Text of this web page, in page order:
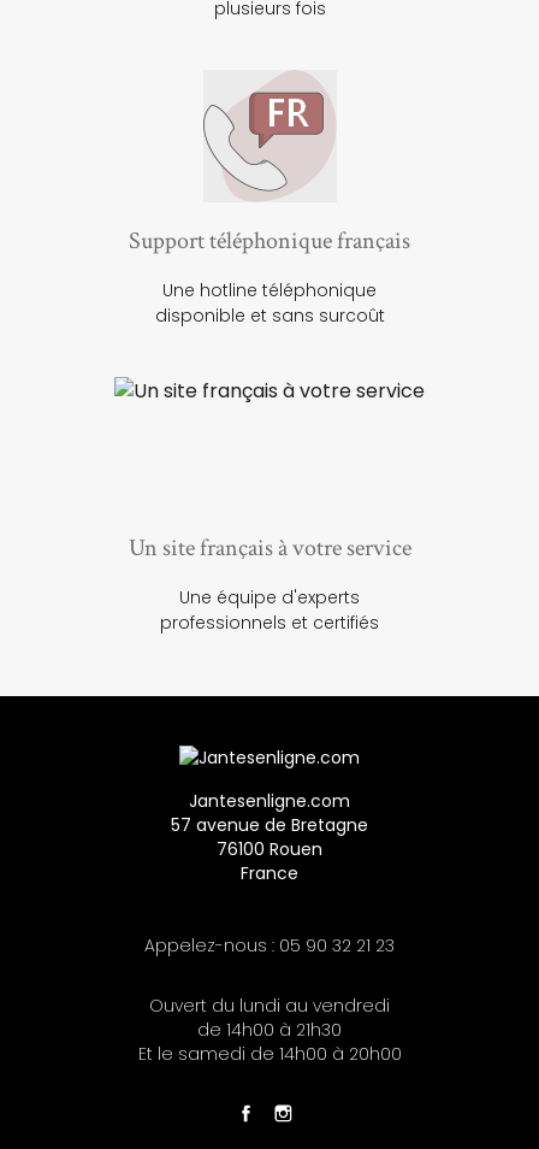
plusieurs fois
Support téléphonique français
Une hotline téléphonique
disponible et sans surcoût
Un site français à votre service
Une équipe d'experts
professionnels et certifiés
Jantesenligne.com
57 avenue de Bretagne
76100 Rouen
France
Appelez-nous : 05 90 32 21 23
Ouvert du lundi au vendredi
de 14h00 à 21h30
Et le samedi de 14h00 à 20h00